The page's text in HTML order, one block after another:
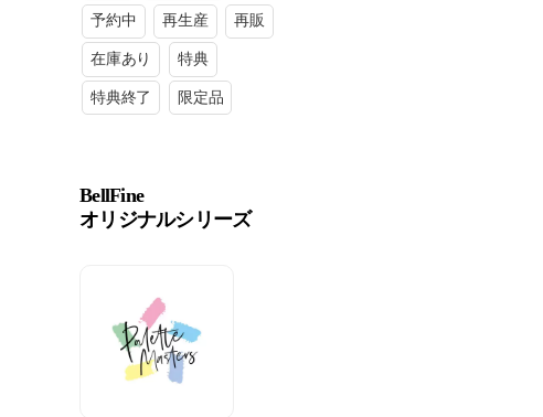
予約中 再生産 再販
在庫あり 特典
特典終了 限定品
BellFine
オリジナルシリーズ